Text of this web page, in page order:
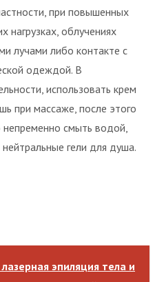
при повышенных
нагрузках, облучениях
лучами либо контакте с
одеждой. В
использовать крем
при массаже, после этого
непременно смыть водой,
нейтральные гели для душа.
эпиляция тела и